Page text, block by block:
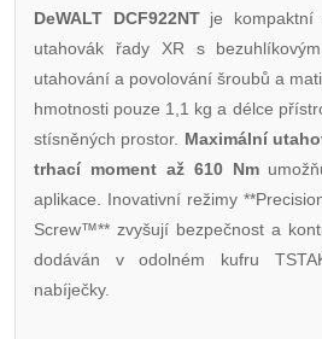
DeWALT DCF922NTje kompaktní
utahovák řady XR s
utahování a povolování šroubů a
hmotnosti pouze 1,1 kg a délce
stísněných prostor. Maximální
trhací moment až 610 Nm
aplikace. Inovativní režimy
Screw™** zvyšují bezpečnost a
dodáván v odolném kufru
nabíječky.